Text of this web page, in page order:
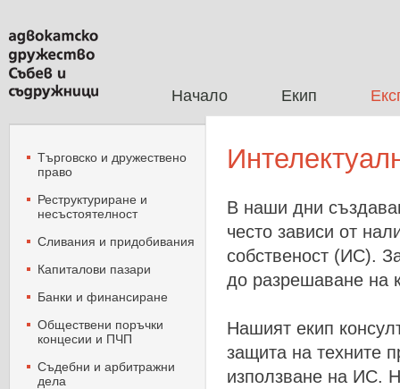
Начало Екип
Търговско и дружествено
право
Реструктуриране и
несъстоятелност
Сливания и придобивания
Капиталови пазари
Банки и финансиране
Oбществени поръчки
концесии и ПЧП
Съдебни и арбитражни
дела
В наши дни
често зависи от
собственост (ИС).
до разрешаване на
Нашият екип
защита на техните
използване на ИС.